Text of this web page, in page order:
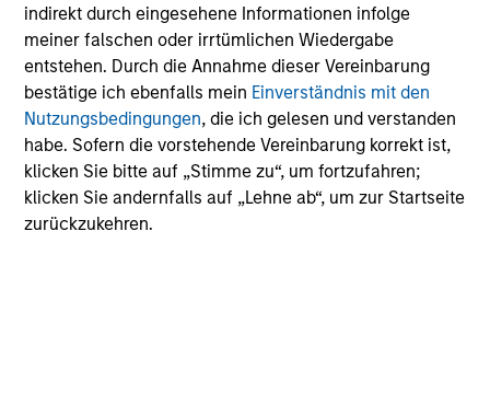
indirekt durch eingesehene Informationen infolge
meiner falschen oder irrtümlichen Wiedergabe
entstehen. Durch die Annahme dieser Vereinbarung
bestätige ich ebenfalls mein Einverständnis mit den
Nutzungsbedingungen, die ich gelesen und verstanden
habe. Sofern die vorstehende Vereinbarung korrekt ist,
klicken Sie bitte auf „Stimme zu“, um fortzufahren;
klicken Sie andernfalls auf „Lehne ab“, um zur Startseite
zurückzukehren.